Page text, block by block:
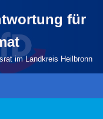
für
im Landkreis Heilbronn